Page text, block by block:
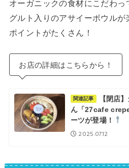
オーガニックの食材にこだわ
グルト入りのアサイーボウル
ポイントがたくさん！
お店の詳細はこちらから！
関連記事
【閉店
ん「27cafe
ーツが登場！
2025.07.12